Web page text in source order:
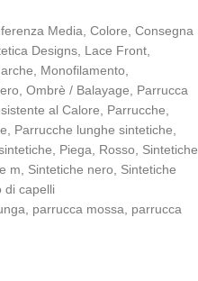
Media Colore Consegna
Designs Lace Front
Monofilamento
Ombrè / Balayage
Parrucca
al Calore Parrucche
Parrucche lunghe sintetiche
Piega Rosso
Sintetiche
m Sintetiche nero
Sintetiche
di capelli
parrucca mossa
parrucca